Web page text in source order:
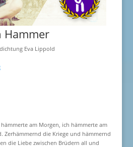
Hammer
Eva Lippold
am Morgen, ich hämmerte am
Zerhämmernd die Kriege und hämmernd
die Liebe zwischen Brüdern all und